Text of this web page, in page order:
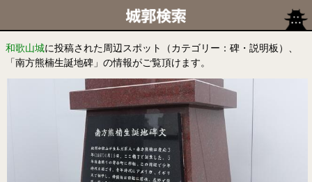
和歌山城に投稿された周辺スポット（カテゴリー：碑・説明板）、
「南方熊楠生誕地碑」の情報がご覧頂けます。